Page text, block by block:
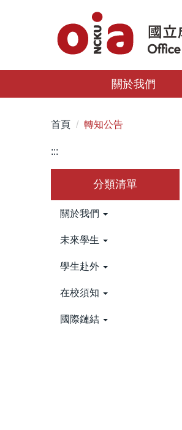
內
區
關於我們
首頁 轉知公告
:::
分類清單
關於我們
未來學生
學生赴外
在校須知
國際鏈結